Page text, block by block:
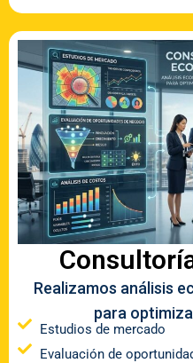
Realizamos análisis
para
Estudios de mercado
Evaluación de